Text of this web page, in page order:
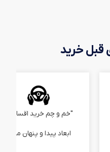
قبل خرید
"خم و چم خرید اقساطی"
ابعاد پیدا و پنهان ماجرا